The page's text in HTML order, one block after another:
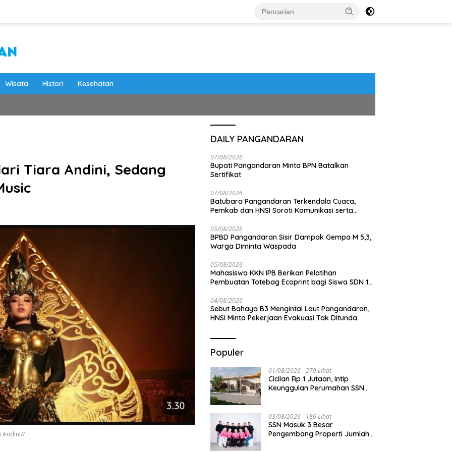
Wisata Histori Kesehatan
Tiara Andini, Sedang
Andini//
DAILY PANGANDARAN
07/08/2026
Bupati Pangandaran Minta BPN Batalkan
Sertifikat
07/08/2026
Batubara Pangandaran Terkendala Cuaca,
Pemkab dan HNSI Soroti Komunikasi serta
05/08/2026
BPBD Pangandaran Sisir Dampak Gempa M 5,3,
Warga Diminta Waspada
05/08/2026
Mahasiswa KKN IPB Berikan Pelatihan
Pembuatan Totebag Ecoprint bagi Siswa SDN 1
04/08/2026
Sebut Bahaya B3 Mengintai Laut Pangandaran,
HNSI Minta Pekerjaan Evakuasi Tak Ditunda
Populer
01/08/2026 279 Lihat
Cicilan Rp 1 Jutaan, Intip
Keunggulan Perumahan SSN
03/08/2026 186 Lihat
SSN Masuk 3 Besar
Pengembang Properti Jumlah